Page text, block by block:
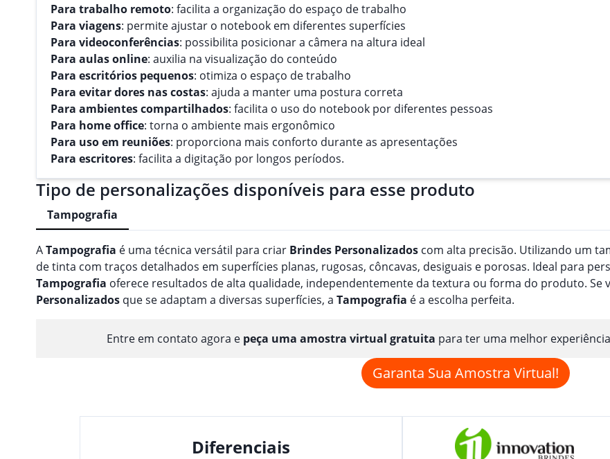
Para trabalho remoto: facilita a organização do espaço de trabalho
Para viagens: permite ajustar o notebook em diferentes superfícies
Para videoconferências: possibilita posicionar a câmera na altura ideal
Para aulas online: auxilia na visualização do conteúdo
Para escritórios pequenos: otimiza o espaço de trabalho
Para evitar dores nas costas: ajuda a manter uma postura correta
Para ambientes compartilhados: facilita o uso do notebook por diferentes pessoas
Para home office: torna o ambiente mais ergonômico
Para uso em reuniões: proporciona mais conforto durante as apresentações
Para escritores: facilita a digitação por longos períodos.
Tipo de personalizações disponíveis para esse produto
Tampografia
ATampografia é uma técnica versátil para criar Brindes Personalizados com alta precisão. Utilizando um
de tinta com traços detalhados em superfícies planas, rugosas, côncavas, desiguais e porosas. Ideal para
Tampografia oferece resultados de alta qualidade, independentemente da textura ou forma do produto. Se
Personalizados que se adaptam a diversas superfícies, a Tampografia é a escolha perfeita.
Entre em contato agora e peça uma amostra virtual gratuita para ter uma melhor
Garanta Sua Amostra Virtual!
Diferenciais